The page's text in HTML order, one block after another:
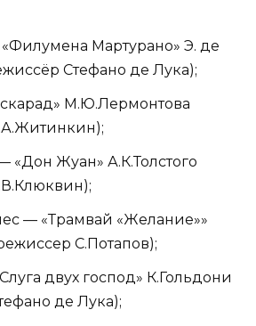
Мартурано» Э. де
Стефано де Лука);
М.Ю.Лермонтова
«Дон Жуан» А.К.Толстого
— «Трамвай «Желание»»
С.Потапов);
двух господ» К.Гольдони
де Лука);